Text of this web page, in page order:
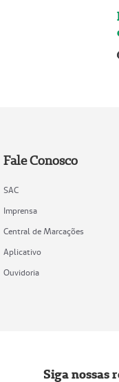
Fale Conosco
SAC
Imprensa
Central de Marcações
Aplicativo
Ouvidoria
Siga nossas